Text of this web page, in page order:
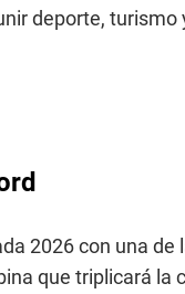
deporte,
2026 con una de
que triplicará la